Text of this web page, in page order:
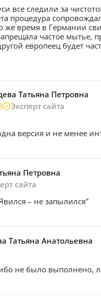
все следили за
процедура
же время в Германии
частое мытье,
европеец будет
Татьяна Петровна
Эксперт сайта
версия и не менее
Петровна
сайта
– не запылился"
Татьяна Анатольевна
не было выполнено,